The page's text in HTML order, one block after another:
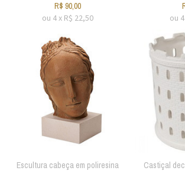
R$ 90,00
ou 4x R$ 22,50
ou 4
Escultura cabeça em poliresina
Castiçal